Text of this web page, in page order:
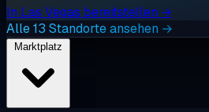
In Las Vegas bereitstellen →
Alle 13 Standorte ansehen →